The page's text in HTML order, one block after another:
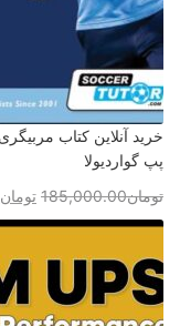
خرید آنلاین کتاب
پپ گواردیولا
تومان185,000.00 تومان